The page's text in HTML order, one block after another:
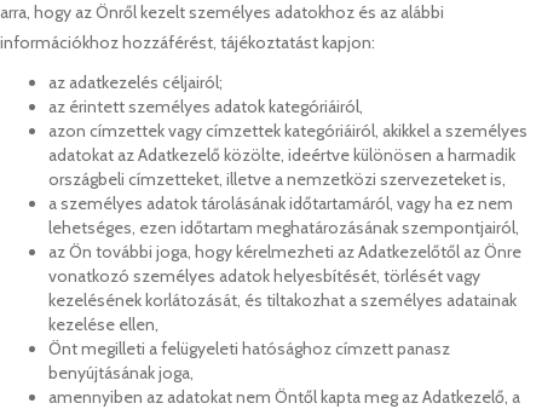
arra, hogy az Önről kezelt személyes adatokhoz és az alábbi
információkhoz hozzáférést, tájékoztatást kapjon:
az adatkezelés céljairól;
az érintett személyes adatok kategóriáiról,
azon címzettek vagy címzettek kategóriáiról, akikkel a személyes
adatokat az Adatkezelő közölte, ideértve különösen a harmadik
országbeli címzetteket, illetve a nemzetközi szervezeteket is,
a személyes adatok tárolásának időtartamáról, vagy ha ez nem
lehetséges, ezen időtartam meghatározásának szempontjairól,
az Ön további joga, hogy kérelmezheti az Adatkezelőtől az Önre
vonatkozó személyes adatok helyesbítését, törlését vagy
kezelésének korlátozását, és tiltakozhat a személyes adatainak
kezelése ellen,
Önt megilleti a felügyeleti hatósághoz címzett panasz
benyújtásának joga,
amennyiben az adatokat nem Öntől kapta meg az Adatkezelő, a